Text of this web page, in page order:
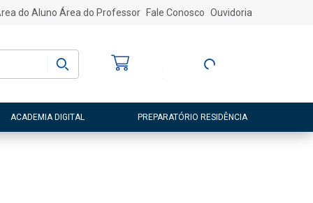
do Aluno Área do Professor Fale Conosco Ouvidoria
Entre ou Cadastre-
ACADEMIA DIGITAL PREPARATÓRIO RESIDÊNCIA